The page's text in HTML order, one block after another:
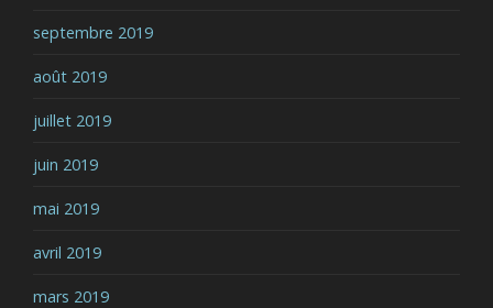
septembre 2019
août 2019
juillet 2019
juin 2019
mai 2019
avril 2019
mars 2019